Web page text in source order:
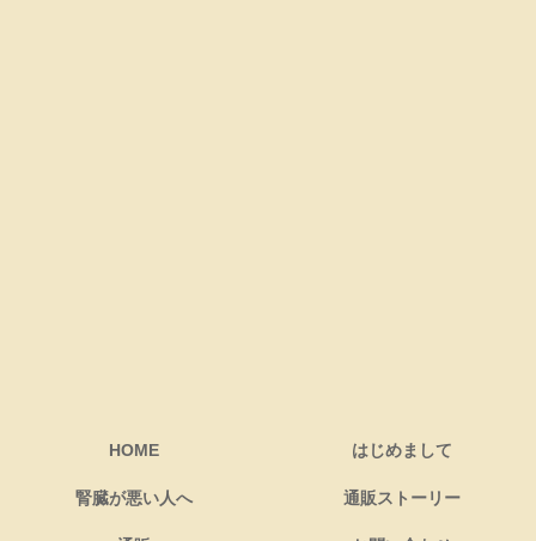
HOME はじめまして
腎臓が悪い人へ 通販ストーリー